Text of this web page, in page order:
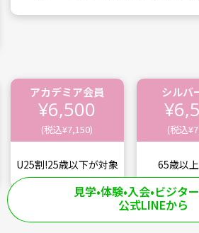
アカデミア会員
¥6,500
(税込¥7,150)
U25割!25歳以下が対象
シルバ
(税込
65歳以
オプション
見学•体験•入会•ビジタ
公式LINEから